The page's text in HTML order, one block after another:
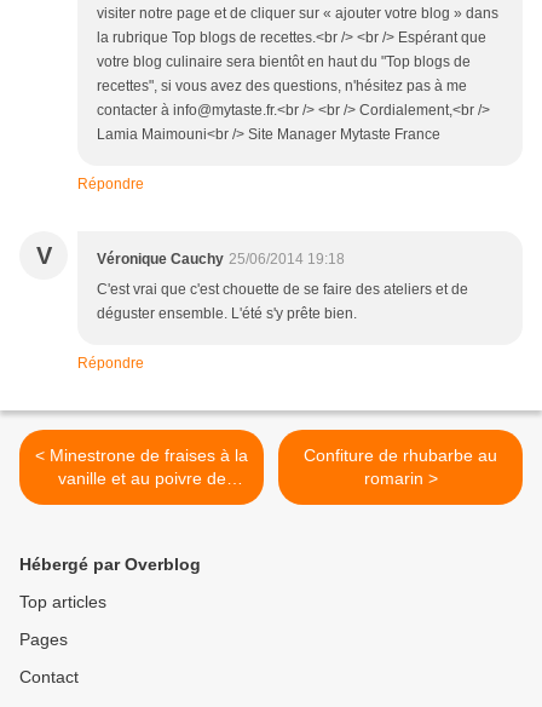
visiter notre page et de cliquer sur « ajouter votre blog » dans
la rubrique Top blogs de recettes.<br /> <br /> Espérant que
votre blog culinaire sera bientôt en haut du "Top blogs de
recettes", si vous avez des questions, n'hésitez pas à me
contacter à info@mytaste.fr.<br /> <br /> Cordialement,<br />
Lamia Maimouni<br /> Site Manager Mytaste France
Répondre
V Véronique Cauchy 25/06/2014 19:18
C'est vrai que c'est chouette de se faire des ateliers et de
déguster ensemble. L'été s'y prête bien.
Répondre
< Minestrone de fraises à la
vanille et au poivre de
Sichuan
Confiture de rhubarbe au
romarin >
Hébergé par Overblog
Top articles
Pages
Contact